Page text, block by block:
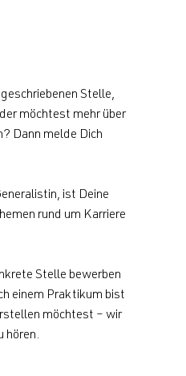
Stelle,
möchtest mehr über
Dann melde Dich
ist Deine
rund um Karriere
Stelle bewerben
einem Praktikum bist
möchtest – wir
hören.